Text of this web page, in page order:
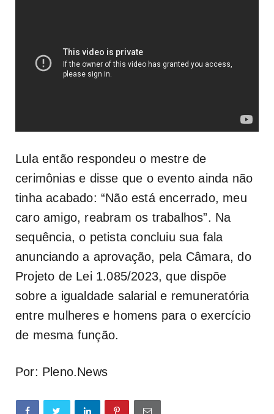
Lula então respondeu o mestre de
cerimônias e disse que o evento ainda não
tinha acabado: “Não está encerrado, meu
caro amigo, reabram os trabalhos”. Na
sequência, o petista concluiu sua fala
anunciando a aprovação, pela Câmara, do
Projeto de Lei 1.085/2023, que dispõe
sobre a igualdade salarial e remuneratória
entre mulheres e homens para o exercício
de mesma função.
Por: Pleno.News